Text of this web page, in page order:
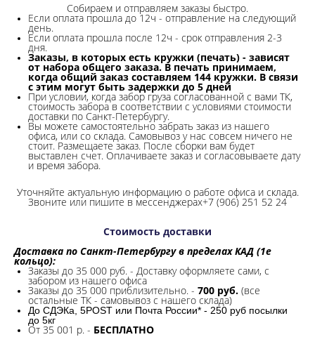
Собираем и отправляем заказы быстро.
Если оплата прошла до 12ч - отправление на следующий
день.
Если оплата прошла после 12ч - срок отправления 2-3
дня.
Заказы, в которых есть кружки (печать) - зависят
от набора общего заказа. В печать принимаем,
когда общий заказ составляем 144 кружки. В связи
с этим могут быть задержки до 5 дней
При условии, когда забор груза согласованной с вами ТК,
стоимость забора в соответствии с условиями стоимости
доставки по Санкт-Петербургу.
Вы можете самостоятельно забрать заказ из нашего
офиса, или со склада. Самовывоз у нас совсем ничего не
стоит. Размещаете заказ. После сборки вам будет
выставлен счет. Оплачиваете заказ и согласовываете дату
и время забора.
Уточняйте актуальную информацию о работе офиса и склада.
Звоните или пишите в мессенджерах+7 (906) 251 52 24
Стоимость доставки
Доставка по Санкт-Петербургу в пределах КАД (1е
кольцо):
Заказы до 35 000 руб. - Доставку оформляете сами, с
забором из нашего офиса
Заказы до 35 000 приблизительно. - 700 руб. (все
остальные ТК - самовывоз с нашего склада)
До СДЭКа, 5POST или Почта России* - 250 руб посылки
до 5кг
От 35 001 р. - БЕСПЛАТНО